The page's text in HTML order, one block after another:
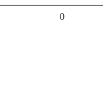
0